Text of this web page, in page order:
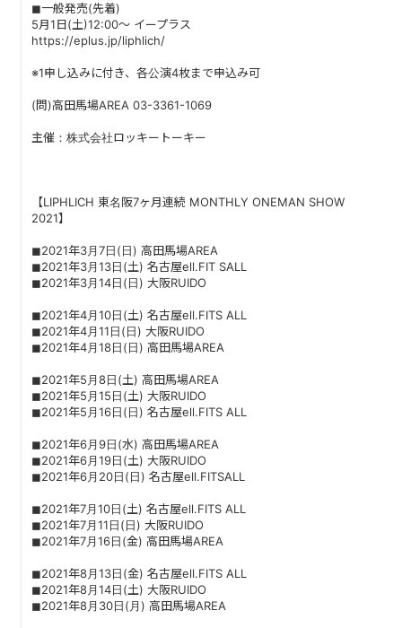
◼︎一般発売(先着)
5月1日(土)12:00〜 イープラス
https://eplus.jp/liphlich/
※1申し込みに付き、各公演4枚まで申込み可
(問)高田馬場AREA 03-3361-1069
主催：株式会社ロッキートーキー
【LIPHLICH 東名阪7ヶ月連続 MONTHLY ONEMAN SHOW
2021】
◼︎2021年3月7日(日) 高田馬場AREA
◼︎2021年3月13日(土) 名古屋ell.FIT SALL
◼︎2021年3月14日(日) 大阪RUIDO
◼︎2021年4月10日(土) 名古屋ell.FITS ALL
◼︎2021年4月11日(日) 大阪RUIDO
◼︎2021年4月18日(日) 高田馬場AREA
◼︎2021年5月8日(土) 高田馬場AREA
◼︎2021年5月15日(土) 大阪RUIDO
◼︎2021年5月16日(日) 名古屋ell.FITS ALL
◼︎2021年6月9日(水) 高田馬場AREA
◼︎2021年6月19日(土) 大阪RUIDO
◼︎2021年6月20日(日) 名古屋ell.FITSALL
◼︎2021年7月10日(土) 名古屋ell.FITS ALL
◼︎2021年7月11日(日) 大阪RUIDO
◼︎2021年7月16日(金) 高田馬場AREA
◼︎2021年8月13日(金) 名古屋ell.FITS ALL
◼︎2021年8月14日(土) 大阪RUIDO
◼︎2021年8月30日(月) 高田馬場AREA